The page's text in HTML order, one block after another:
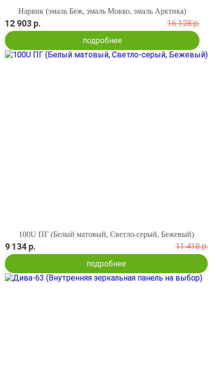
Нарвик (эмаль Беж, эмаль Мокко, эмаль Арктика)
12 903 р.
16 128 р.
подробнее
100U ПГ (Белый матовый, Светло-серый, Бежевый)
9 134 р.
11 418 р.
подробнее